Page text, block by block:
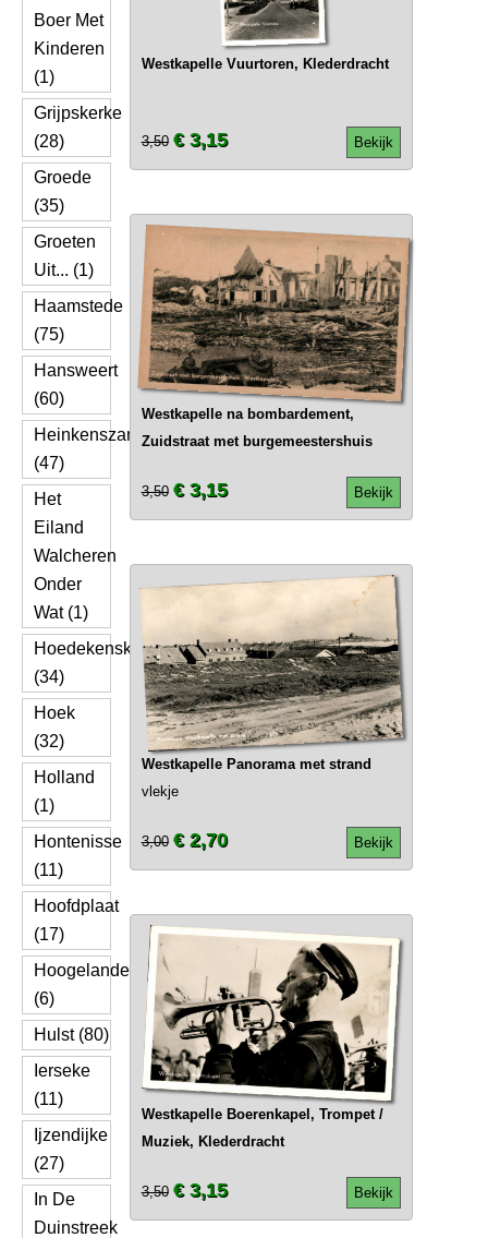
Boer Met
Kinderen
(1)
Grijpskerke
(28)
Groede
(35)
Groeten
Uit... (1)
Haamstede
(75)
Hansweert
(60)
Heinkenszand
(47)
Het
Eiland
Walcheren
Onder
Wat (1)
Hoedekenskerke
(34)
Hoek
(32)
Holland
(1)
Hontenisse
(11)
Hoofdplaat
(17)
Hoogelande
(6)
Hulst (80)
Ierseke
(11)
Ijzendijke
(27)
In De
Duinstreek
Westkapelle Vuurtoren, Klederdracht
Bekijk
3,50 € 3,15
Westkapelle na bombardement,
Zuidstraat met burgemeestershuis
Bekijk
3,50 € 3,15
Westkapelle Panorama met strand
vlekje
Bekijk
3,00 € 2,70
Westkapelle Boerenkapel, Trompet /
Muziek, Klederdracht
Bekijk
3,50 € 3,15